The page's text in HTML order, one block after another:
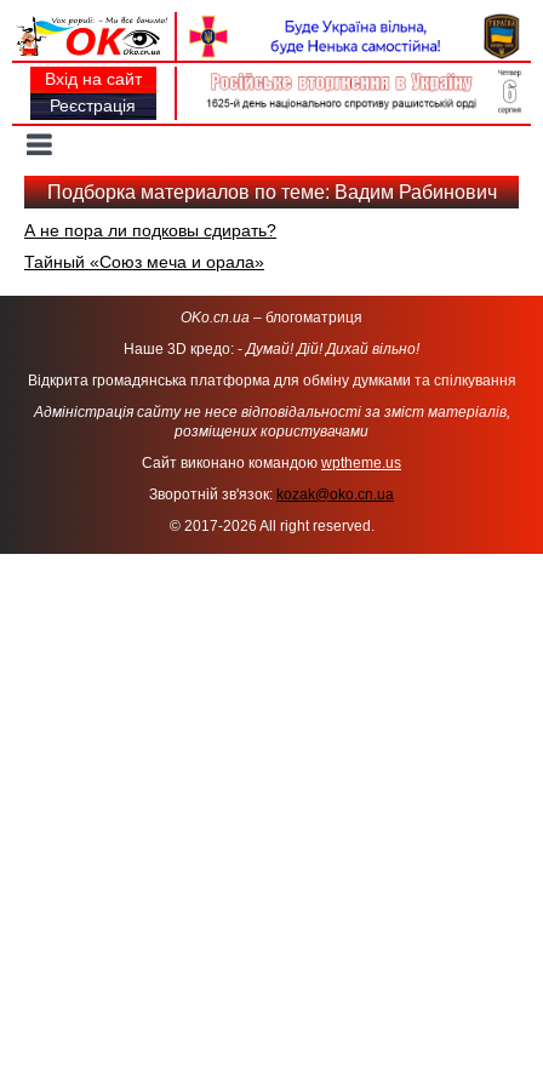
Вхід на сайт
Реєстрація
navigation
Подборка материалов по теме: Вадим Рабинович
А не пора ли подковы сдирать?
Тайный «Союз меча и орала»
OKo.cn.ua – блогоматриця
Наше 3D кредо: -Думай! Дій! Дихай вільно!
Відкрита громадянська платформа для обміну думками та спілкування
Адміністрація сайту не несе відповідальності за зміст матеріалів,
розміщених користувачами
Сайт виконано командою wptheme.us
Зворотній зв'язок: kozak@oko.cn.ua
© 2017-2026 All right reserved.